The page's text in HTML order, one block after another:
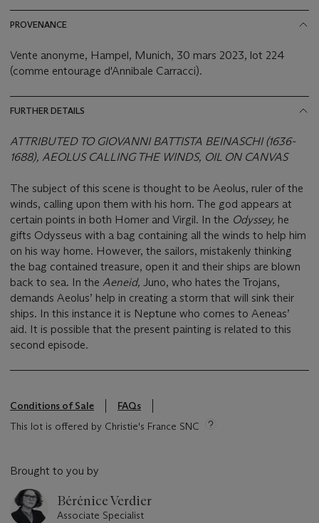
PROVENANCE
Vente anonyme, Hampel, Munich, 30 mars 2023, lot 224
(comme entourage d'Annibale Carracci).
FURTHER DETAILS
ATTRIBUTED TO GIOVANNI BATTISTA BEINASCHI (1636-
1688), AEOLUS CALLING THE WINDS, OIL ON CANVAS
The subject of this scene is thought to be Aeolus, ruler of the
winds, calling upon them with his horn. The god appears at
certain points in both Homer and Virgil. In the Odyssey, he
gifts Odysseus with a bag containing all the winds to help him
on his way home. However, the sailors, mistakenly thinking
the bag contained treasure, open it and their ships are blown
back to sea. In the Aeneid, Juno, who hates the Trojans,
demands Aeolus’ help in creating a storm that will sink their
ships. In this instance it is Neptune who comes to Aeneas’
aid. It is possible that the present painting is related to this
second episode.
Conditions of Sale
FAQs
This lot is offered by Christie's France SNC
Brought to you by
Bérénice Verdier
Associate Specialist